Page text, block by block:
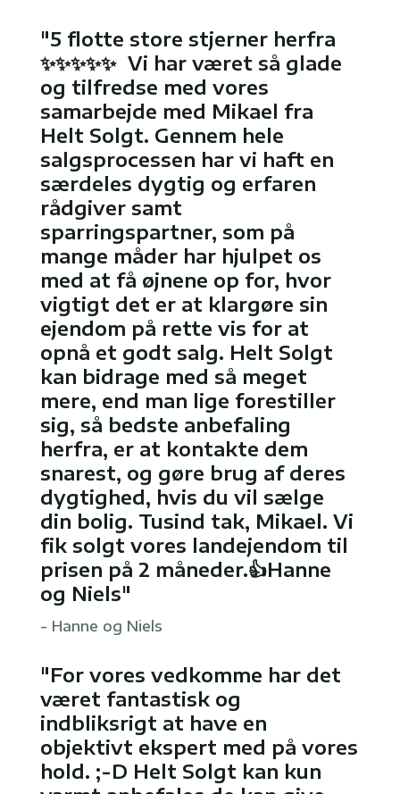
"5 flotte store stjerner herfra
✨✨✨✨✨ Vi har været så glade
og tilfredse med vores
samarbejde med Mikael fra
Helt Solgt. Gennem hele
salgsprocessen har vi haft en
særdeles dygtig og erfaren
rådgiver samt
sparringspartner, som på
mange måder har hjulpet os
med at få øjnene op for, hvor
vigtigt det er at klargøre sin
ejendom på rette vis for at
opnå et godt salg. Helt Solgt
kan bidrage med så meget
mere, end man lige forestiller
sig, så bedste anbefaling
herfra, er at kontakte dem
snarest, og gøre brug af deres
dygtighed, hvis du vil sælge
din bolig. Tusind tak, Mikael. Vi
fik solgt vores landejendom til
prisen på 2 måneder.👍Hanne
og Niels"
- Hanne og Niels
"For vores vedkomme har det
været fantastisk og
indbliksrigt at have en
objektivt ekspert med på vores
hold. ;-D Helt Solgt kan kun